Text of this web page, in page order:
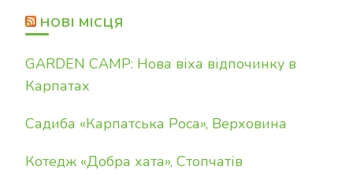
НОВІ МІСЦЯ
GARDEN CAMP: Нова віха відпочинку в
Карпатах
Садиба «Карпатська Роса», Верховина
Котедж «Добра хата», Стопчатів